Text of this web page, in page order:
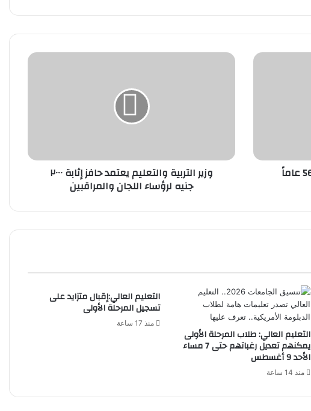
وزير
لرؤساء
وزير التربية والتعليم يعتمد حافز إثابة ٢٠٠٠
جنيه لرؤساء اللجان والمراقبين
التعليم العالي: طلاب المرحلة الأولى
يمكنهم تعديل رغباتهم حتى 7 مساء
الأحد 9 أغسطس
منذ 14 ساعة
التعليم العالي:إقبال متزايد على
تسجيل المرحلة الأولى
منذ 17 ساعة